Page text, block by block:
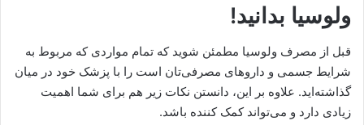
ولوسیا بدانید!
قبل از مصرف ولوسیا مطمئن شوید که تمام مواردی که مربوط به
شرایط جسمی و داروهای مصرفی‌تان است را با پزشک خود در میان
گذاشته‌اید. علاوه بر این، دانستن نکات زیر هم برای شما اهمیت
زیادی دارد و می‌تواند کمک‌ کننده باشد.